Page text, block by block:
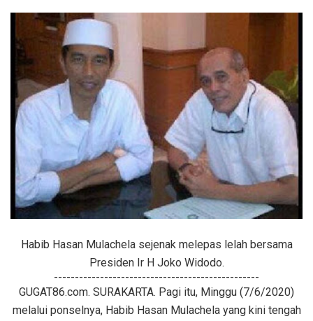
Habib Hasan Mulachela sejenak melepas lelah bersama
Presiden Ir H Joko Widodo.
-------------------------------------------------
GUGAT86.com. SURAKARTA. Pagi itu, Minggu (7/6/2020)
melalui ponselnya, Habib Hasan Mulachela yang kini tengah